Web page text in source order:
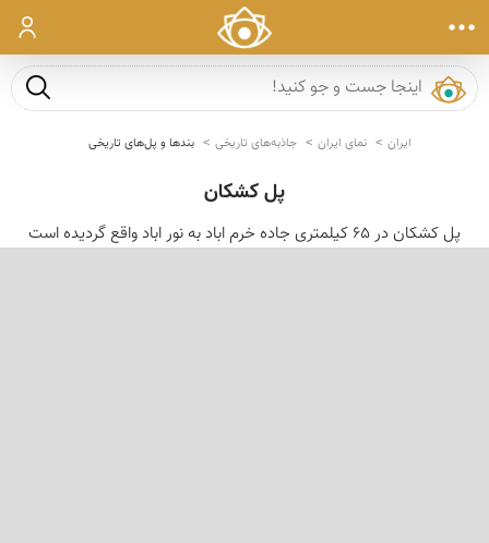
ورود
جست و
ایران نمای ایران جاذبه‌های تاریخی بندها و پل‌های تاریخی
پل کشکان
پل کشکان در 65 کیلمتری جاده خرم اباد به نور اباد واقع گردیده است